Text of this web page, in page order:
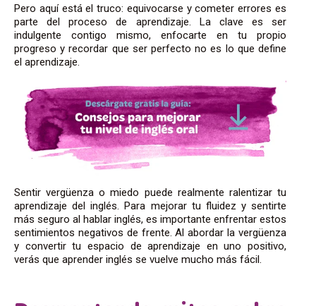
Pero aquí está el truco: equivocarse y cometer errores es
parte del proceso de aprendizaje. La clave es ser
indulgente contigo mismo, enfocarte en tu propio
progreso y recordar que ser perfecto no es lo que define
el aprendizaje.
Sentir vergüenza o miedo puede realmente ralentizar tu
aprendizaje del inglés. Para mejorar tu fluidez y sentirte
más seguro al hablar inglés, es importante enfrentar estos
sentimientos negativos de frente. Al abordar la vergüenza
y convertir tu espacio de aprendizaje en uno positivo,
verás que aprender inglés se vuelve mucho más fácil.